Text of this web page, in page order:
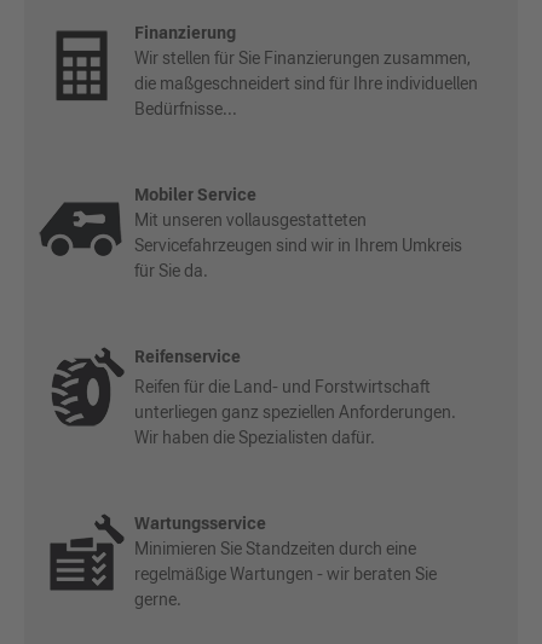
Finanzierung
Wir stellen für Sie Finanzierungen zusammen,
die maßgeschneidert sind für Ihre individuellen
Bedürfnisse...
Mobiler Service
Mit unseren vollausgestatteten
Servicefahrzeugen sind wir in Ihrem Umkreis
für Sie da.
Reifenservice
Reifen für die Land- und Forstwirtschaft
unterliegen ganz speziellen Anforderungen.
Wir haben die Spezialisten dafür.
Wartungsservice
Minimieren Sie Standzeiten durch eine
regelmäßige Wartungen - wir beraten Sie
gerne.